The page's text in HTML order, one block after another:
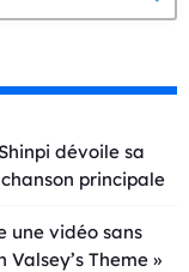
dévoile sa
principale
une vidéo sans
Theme »